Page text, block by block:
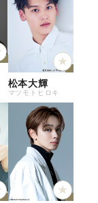
松本大輝
マツモトヒロキ